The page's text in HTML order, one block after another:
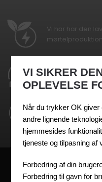
Vi har har den
Vi leverer
emballagespild
Vi leverer i
kan vi levere i
PRODUKTER
VI SIKRER
OPLEVELSE
Når du trykker OK giver
andre lignende
hjemmesides
tjeneste og tilpasning af
Forbedring af din
Forbedring til gavn for